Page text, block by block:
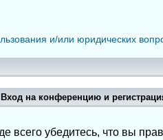
и/или юридических
Вход на конференцию и
всего убедитесь, что вы